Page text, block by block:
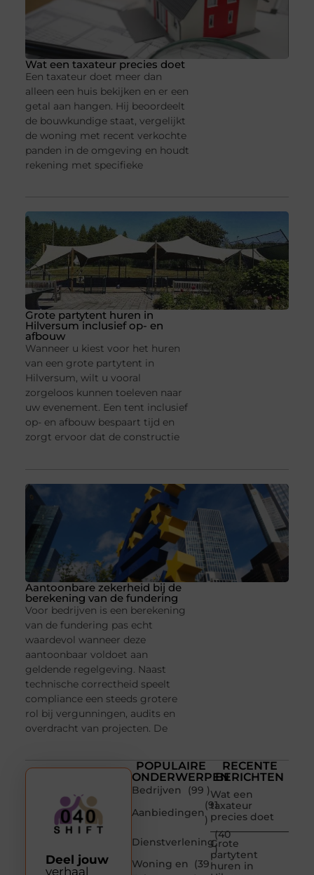
Wat een taxateur precies doet
Een taxateur doet meer dan
alleen een huis bekijken en er een
getal aan hangen. Hij beoordeelt
de bouwkundige staat, vergelijkt
de woning met recent verkochte
panden in de omgeving en houdt
rekening met specifieke
Grote partytent huren in
Hilversum inclusief op- en
afbouw
Wanneer u kiest voor het huren
van een grote partytent in
Hilversum, wilt u vooral
zorgeloos kunnen toeleven naar
uw evenement. Een tent inclusief
op- en afbouw bespaart tijd en
zorgt ervoor dat de constructie
Aantoonbare zekerheid bij de
berekening van de fundering
Voor bedrijven is een berekening
van de fundering pas echt
waardevol wanneer deze
aantoonbaar voldoet aan
geldende regelgeving. Naast
technische correctheid speelt
compliance een steeds grotere
rol bij vergunningen, audits en
overdracht van projecten. De
POPULAIRE
ONDERWERPEN
Bedrijven
(99 )
Aanbiedingen
(91
)
Dienstverlening
(40
)
Woning en
(39
RECENTE
BERICHTEN
Wat een
taxateur
precies doet
Grote
partytent
huren in
Deel jouw
verhaal